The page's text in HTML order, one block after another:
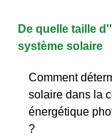
De quelle taille
système solaire
Comment
solaire dans la
énergétique
?